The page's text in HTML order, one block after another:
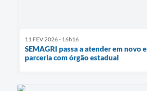
11 FEV 2026 - 16h16
SEMAGRI passa a atender em novo
parceria com órgão estadual